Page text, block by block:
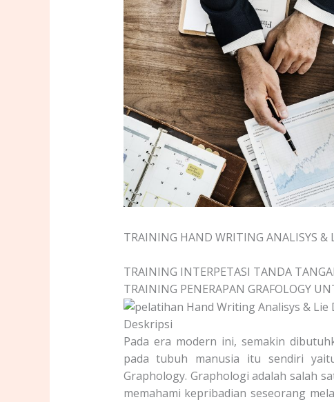
TRAINING HAND WRITING ANALISYS &
TRAINING INTERPETASI TANDA
TRAINING PENERAPAN GRAFOLOGY
Deskripsi
Pada era modern ini, semakin
pada tubuh manusia itu sendiri
Graphology. Graphologi adalah salah
memahami kepribadian seseorang